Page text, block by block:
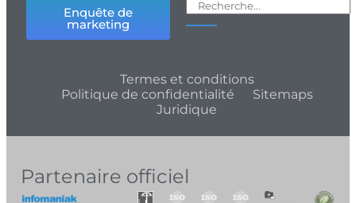
Enquête de
marketing
Termes et conditions
Politique de confidentialité
Sitemaps
Juridique
Partenaire officiel